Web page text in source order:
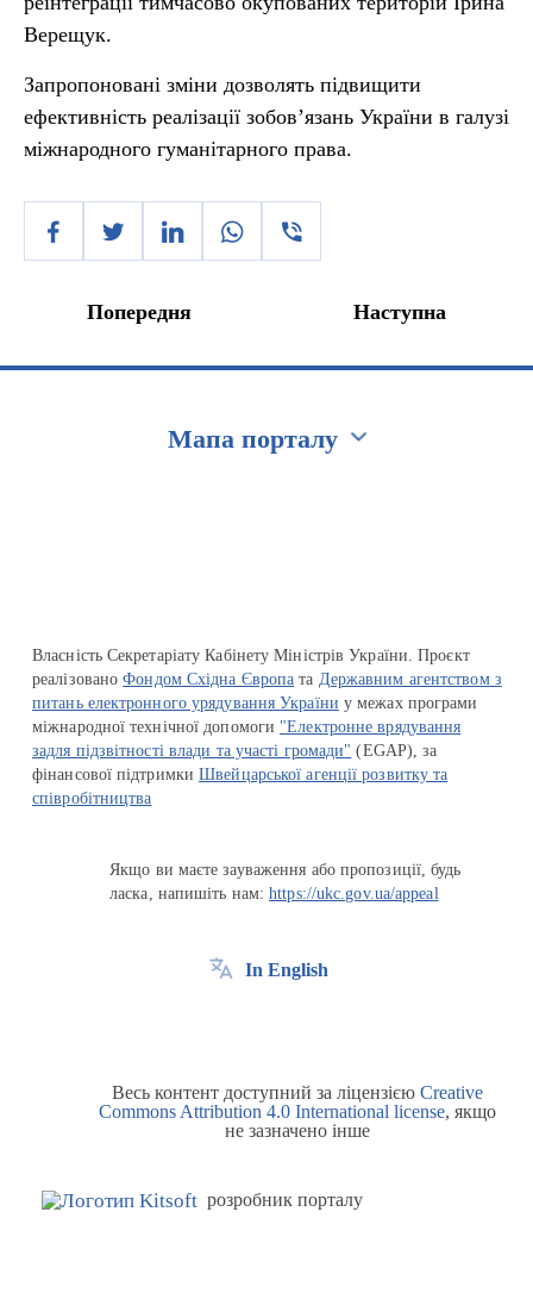
Верещук.
Запропоновані зміни дозволять підвищити
ефективність реалізації зобов’язань України в галузі
міжнародного гуманітарного права.
Попередня Наступна
Мапа порталу
Власність Секретаріату Кабінету Міністрів України. Проєкт
реалізованоФондом Східна Європа та Державним агентством з
питань електронного урядування України у межах програми
міжнародної технічної допомоги "Електронне врядування
задля підзвітності влади та участі громади" (EGAP), за
фінансової підтримкиШвейцарської агенції розвитку та
співробітництва
Якщо ви маєте зауваження або пропозиції, будь
ласка, напишіть нам:https://ukc.gov.ua/appeal
In English
Весь контент доступний за ліцензією Creative
Commons Attribution 4.0 International license, якщо
не зазначено інше
розробник порталу